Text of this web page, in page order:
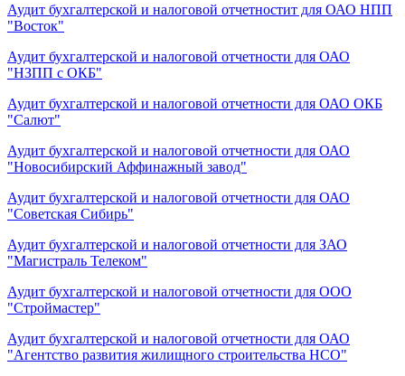
Аудит бухгалтерской и налоговой отчетностит для ОАО НПП
"Восток"
Аудит бухгалтерской и налоговой отчетности для ОАО
"НЗПП с ОКБ"
Аудит бухгалтерской и налоговой отчетности для ОАО ОКБ
"Салют"
Аудит бухгалтерской и налоговой отчетности для ОАО
"Новосибирский Аффинажный завод"
Аудит бухгалтерской и налоговой отчетности для ОАО
"Советская Сибирь"
Аудит бухгалтерской и налоговой отчетности для ЗАО
"Магистраль Телеком"
Аудит бухгалтерской и налоговой отчетности для ООО
"Строймастер"
Аудит бухгалтерской и налоговой отчетности для ОАО
"Агентство развития жилищного строительства НСО"